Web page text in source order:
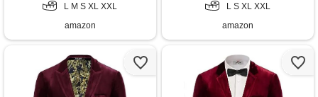
L M S XL XXL
amazon
L S XL XXL
amazon